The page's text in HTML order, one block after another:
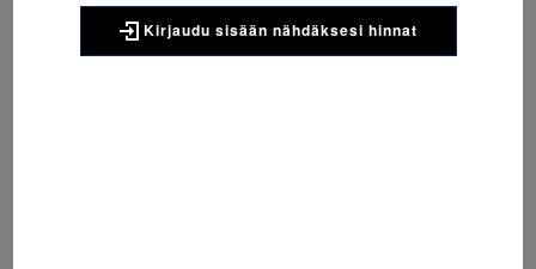
Kirjaudu sisään nähdäksesi hinnat